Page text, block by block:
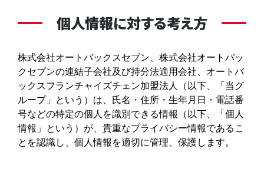
個人情報に対する考え方
株式会社オートバックスセブン、株式会社オートバッ
クセブンの連結子会社及び持分法適用会社、オートバ
ックスフランチャイズチェン加盟法人（以下、「当グ
ループ」という）は、氏名・住所・生年月日・電話番
号などの特定の個人を識別できる情報（以下、「個人
情報」という）が、貴重なプライバシー情報であるこ
とを認識し、個人情報を適切に管理、保護します。